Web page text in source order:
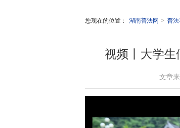
您现在的位置： 湖南普法网 > 普
视频丨大学生
文章